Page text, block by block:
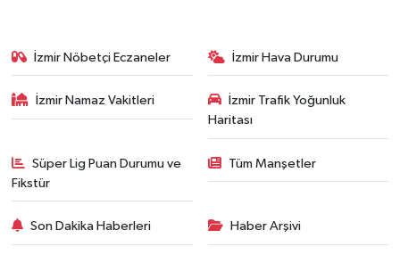
İzmir Nöbetçi Eczaneler İzmir Hava Durumu
İzmir Namaz Vakitleri
İzmir Trafik Yoğunluk
Haritası
Süper Lig Puan Durumu ve
Fikstür
Tüm Manşetler
Son Dakika Haberleri Haber Arşivi